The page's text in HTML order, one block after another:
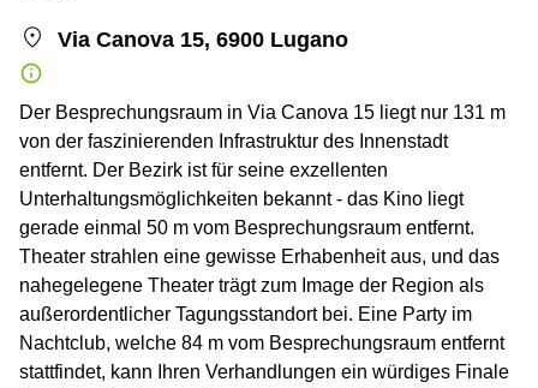
Via Canova 15, 6900 Lugano
Der Besprechungsraum in Via Canova 15 liegt nur 131 m
von der faszinierenden Infrastruktur des Innenstadt
entfernt. Der Bezirk ist für seine exzellenten
Unterhaltungsmöglichkeiten bekannt - das Kino liegt
gerade einmal 50 m vom Besprechungsraum entfernt.
Theater strahlen eine gewisse Erhabenheit aus, und das
nahegelegene Theater trägt zum Image der Region als
außerordentlicher Tagungsstandort bei. Eine Party im
Nachtclub, welche 84 m vom Besprechungsraum entfernt
stattfindet, kann Ihren Verhandlungen ein würdiges Finale